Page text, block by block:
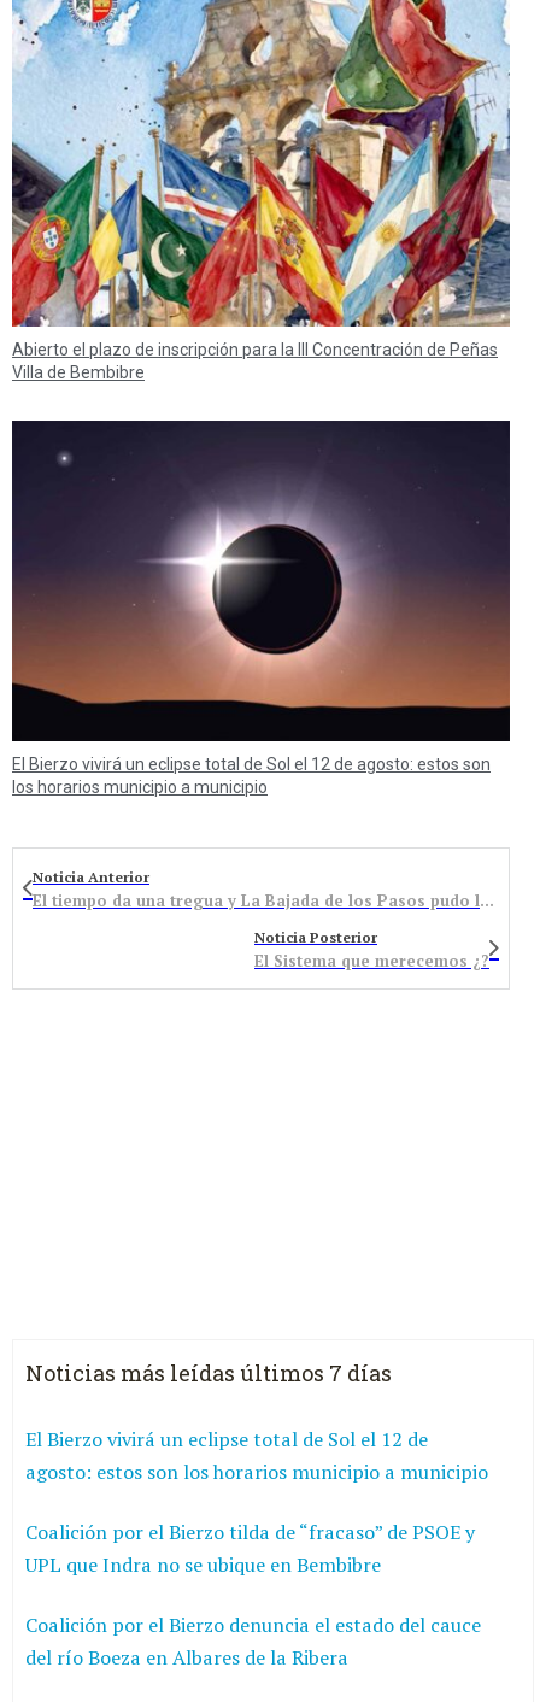
Abierto el plazo de inscripción para la III Concentración de Peñas
Villa de Bembibre
El Bierzo vivirá un eclipse total de Sol el 12 de agosto: estos son
los horarios municipio a municipio
Noticia Anterior
El tiempo da una tregua y La Bajada de los Pasos pudo lucir en las calles de Bembibre
Noticia Posterior
El Sistema que merecemos ¿?
Noticias más leídas últimos 7 días
El Bierzo vivirá un eclipse total de Sol el 12 de
agosto: estos son los horarios municipio a municipio
Coalición por el Bierzo tilda de “fracaso” de PSOE y
UPL que Indra no se ubique en Bembibre
Coalición por el Bierzo denuncia el estado del cauce
del río Boeza en Albares de la Ribera